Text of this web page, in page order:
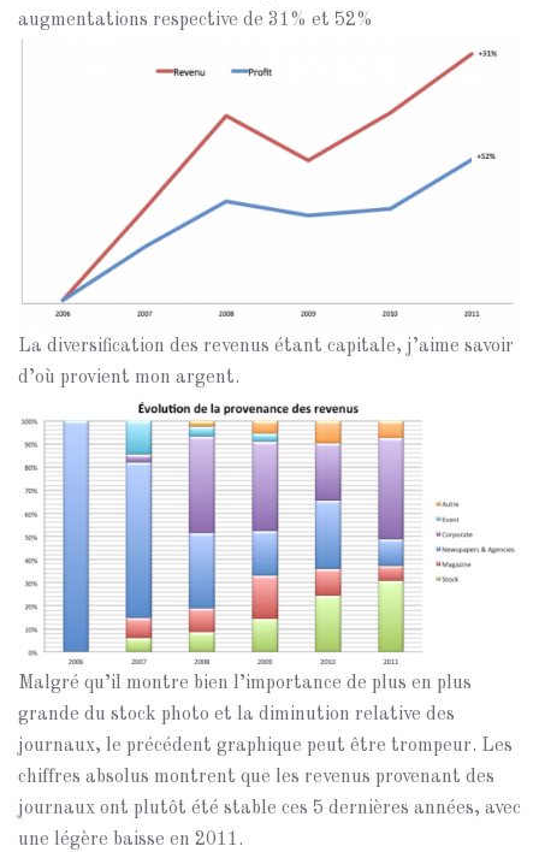
augmentations respective de 31% et 52%
La diversification des revenus étant capitale, j’aime savoir
d’où provient mon argent.
Malgré qu’il montre bien l’importance de plus en plus
grande du stock photo et la diminution relative des
journaux, le précédent graphique peut être trompeur. Les
chiffres absolus montrent que les revenus provenant des
journaux ont plutôt été stable ces 5 dernières années, avec
une légère baisse en 2011.